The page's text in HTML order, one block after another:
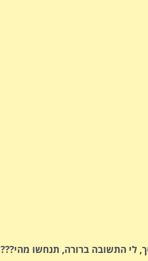
לי התשובה ברורה, תנחשו מהי???